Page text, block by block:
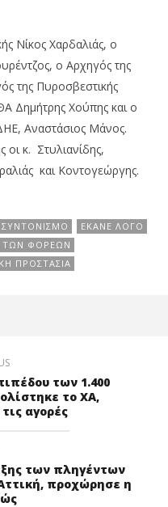
Νίκος Χαρδαλιάς, ο
ο Αρχηγός της
της Πυροσβεστικής
Δημήτρης Χούπης και ο
Αναστάσιος Μάνος.
κ. Στυλιανίδης,
και Κοντογεώργης.
ΣΥΝΤΟΝΙΣΜΌ
ΈΚΑΝΕ ΛΌΓΟ
ΤΩΝ ΦΟΡΈΩΝ
ΠΡΟΣΤΑΣΊΑ
των 1.400
το ΧΑ,
αγορές
των πληγέντων
προχώρησε η